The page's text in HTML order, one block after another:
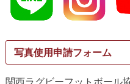
写真使用申請フォーム
関西ラグビーフットボール